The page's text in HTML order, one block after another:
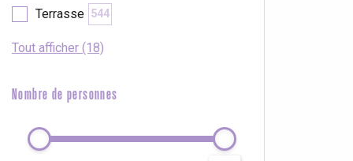
Terrasse 544
Tout afficher (18)
Nombre de personnes